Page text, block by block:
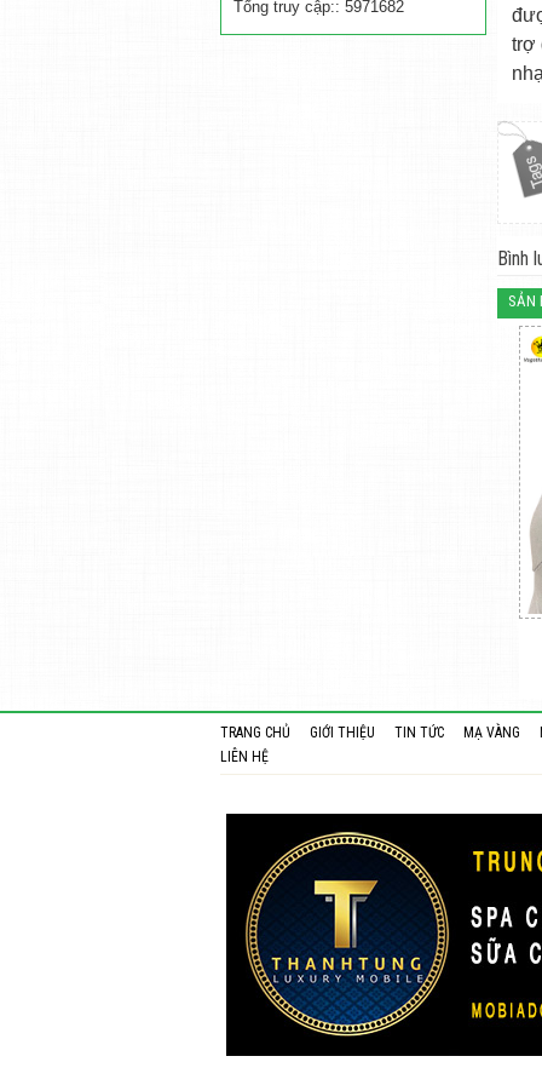
Tổng truy cập:: 5971682
trợ
Bình
SẢN
TRANG CHỦ GIỚI THIỆU TIN TỨC MẠ VÀNG
LIÊN HỆ